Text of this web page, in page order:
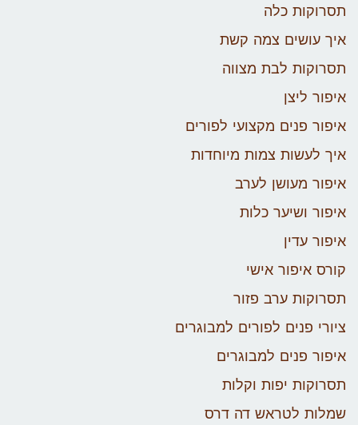
תסרוקות כלה
איך עושים צמה קשת
תסרוקות לבת מצווה
איפור ליצן
איפור פנים מקצועי לפורים
איך לעשות צמות מיוחדות
איפור מעושן לערב
איפור ושיער כלות
איפור עדין
קורס איפור אישי
תסרוקות ערב פזור
ציורי פנים לפורים למבוגרים
איפור פנים למבוגרים
תסרוקות יפות וקלות
שמלות לטראש דה דרס